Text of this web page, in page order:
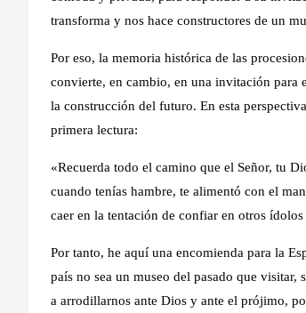
transforma y nos hace constructores de un
Por eso, la memoria histórica de las
convierte, en cambio, en una invitación para
la construcción del futuro. En esta
primera lectura:
«Recuerda todo el camino que el Señor, tu
cuando tenías hambre, te alimentó con el
caer en la tentación de confiar en otros
Por tanto, he aquí una encomienda para la
país no sea un museo del pasado que visitar,
a arrodillarnos ante Dios y ante el prójimo,